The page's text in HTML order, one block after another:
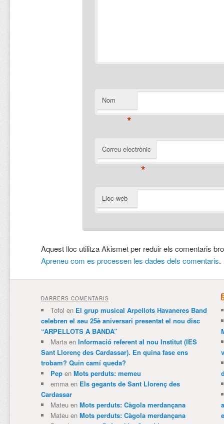
Nom
*
Correu electrònic
*
Lloc web
Aquest lloc utilitza Akismet per reduir els comentaris
Apreneu com es processen les dades dels comentaris.
DARRERS COMENTARIS
Tofol en El grup musical Arpellots Havaneres Band
celebren el seu 25è aniversari presentat el nou disc
“ARPELLOTS A BANDA”
Martaen Informació referent al nou Institut (IES
Sant Llorenç des Cardassar). En quina fase ens
trobam? Quin camí queda?
Pepen Mots perduts: memeu
emmaen Els gegants de Sant Llorenç des
Cardassar
Mateuen Mots perduts: Càgola merdançana
Mateuen Mots perduts: Càgola merdançana